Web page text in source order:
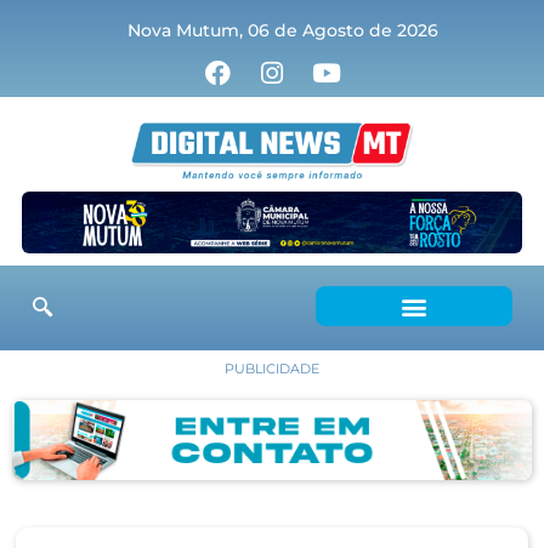
Nova Mutum, 06 de Agosto de 2026
PUBLICIDADE